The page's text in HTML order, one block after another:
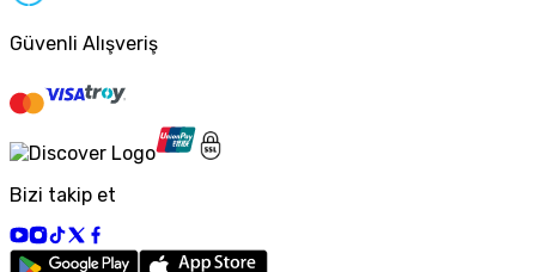
Güvenli Alışveriş
Bizi takip et